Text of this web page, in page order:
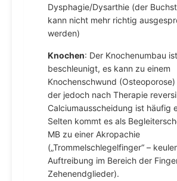
Dysphagie/Dysarthie (der
kann nicht mehr richtig
werden)
Knochen: Der Knochenumbau ist
beschleunigt, es kann zu einem
Knochenschwund
der jedoch nach Therapie
Calciumausscheidung ist häufig
Selten kommt es als
MB zu einer Akropachie
(„Trommelschlegelfinger“ –
Auftreibung im Bereich der
Zehenendglieder).